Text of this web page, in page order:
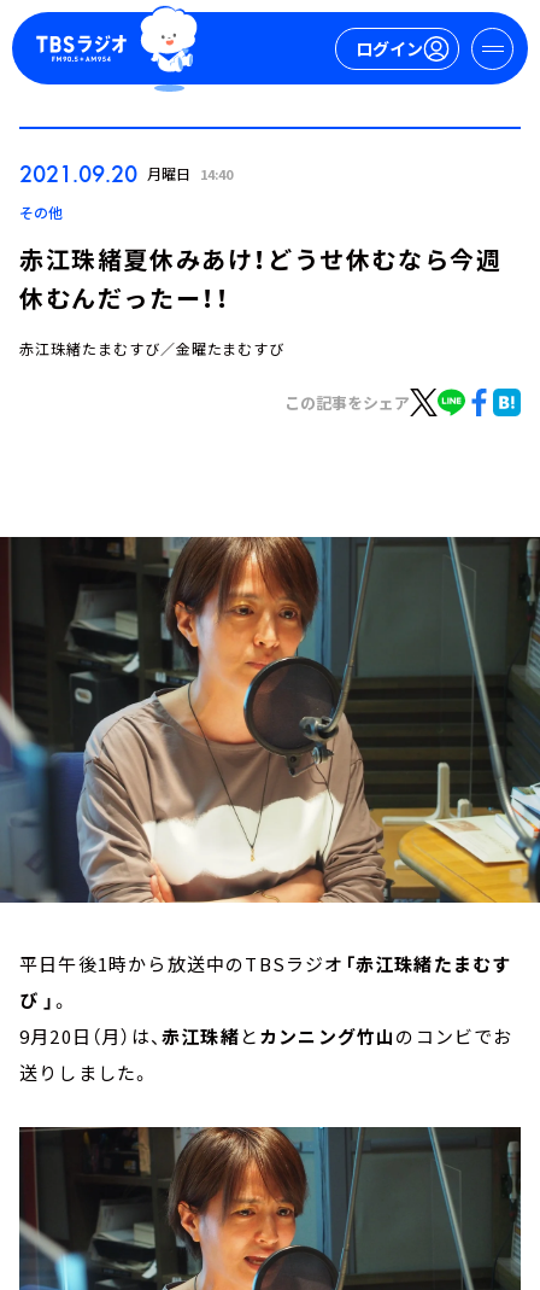
ログイン
お知らせ
イベント・グッズ
YouTube
会社情報
2021.09.20 月曜日 14:40
その他
赤江珠緒夏休みあけ！どうせ休むなら今週
休むんだったー！！
赤江珠緒たまむすび／金曜たまむすび
この記事をシェア
平日午後1時から放送中のTBSラジオ 「赤江珠緒たまむす
び 」。
9月20日（月）は、赤江珠緒とカンニング竹山のコンビでお
送りしました。